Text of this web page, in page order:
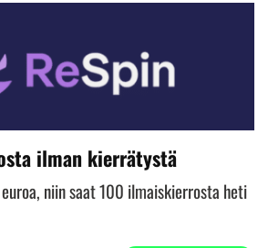
ilman kierrätystä
niin saat 100 ilmaiskierrosta heti